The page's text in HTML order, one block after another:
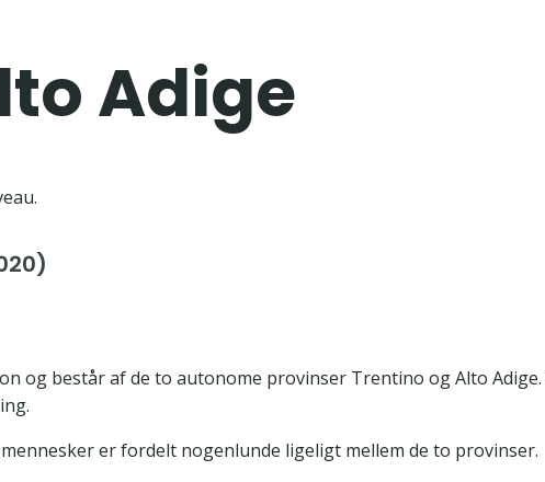
Adige
og består af de to autonome provinser Trentino og Alto
er fordelt nogenlunde ligeligt mellem de to provinser.